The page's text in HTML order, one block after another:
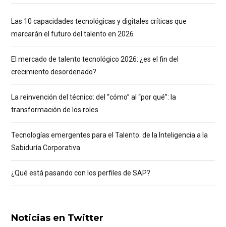
Las 10 capacidades tecnológicas y digitales críticas que
marcarán el futuro del talento en 2026
El mercado de talento tecnológico 2026: ¿es el fin del
crecimiento desordenado?
La reinvención del técnico: del “cómo” al “por qué”: la
transformación de los roles
Tecnologías emergentes para el Talento: de la Inteligencia a la
Sabiduría Corporativa
¿Qué está pasando con los perfiles de SAP?
Noticias en Twitter